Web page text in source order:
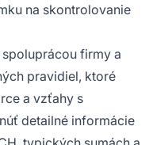
na skontrolovanie
spoluprácou firmy a
pravidiel, ktoré
a vzťahy s
detailné informácie